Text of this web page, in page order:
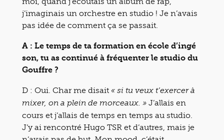
j’imaginais un orchestre en studio ! Je n’avais
pas idée de comment ça se passait.
A : Le temps de ta formation en école d’ingé
son, tu as continué à fréquenter le studio du
Gouffre ?
D : Oui. Char me disait « si tu veux t’exercer à
mixer, on a plein de morceaux. » J’allais en
cours et j’allais de temps en temps au studio.
J’y ai rencontré Hugo TSR et d’autres, mais je